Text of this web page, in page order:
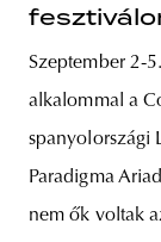
Szeptember 2-
alkalommal a
spanyolországi
Paradigma
nem ők voltak